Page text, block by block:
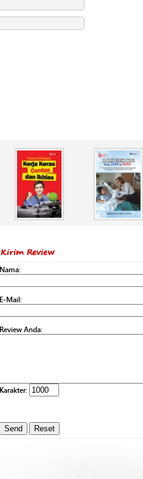
Kirim Review
Nama:
E-Mail:
Review Anda:
Karakter: